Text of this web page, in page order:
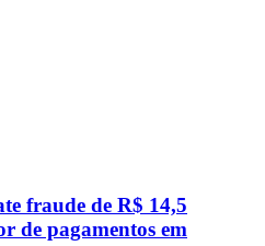
fraude de R$ 14,5
de pagamentos em